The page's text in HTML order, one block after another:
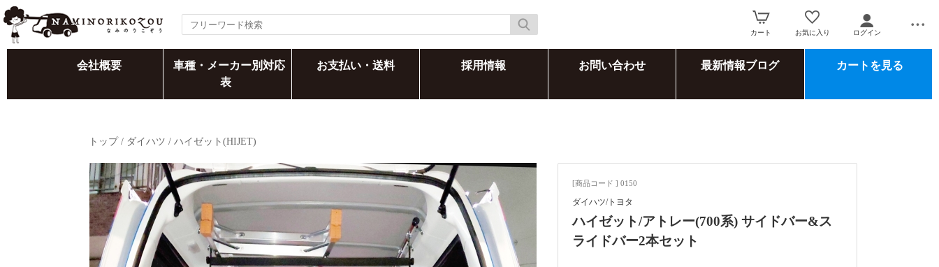
カート お気に入り ログイン
会社概要
車種・メーカー別対応
表
お支払い・送料 採用情報 お問い合わせ 最新情報ブログ カートを見る
トップ/ ダイハツ / ハイゼット(HIJET)
[商品コード ] 0150
ダイハツ/トヨタ
ハイゼット/アトレー(700系) サイドバー&ス
ライドバー2本セット